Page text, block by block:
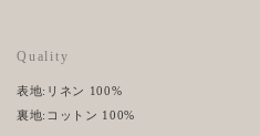
Quality
表地:リネン 100%
裏地:コットン 100%